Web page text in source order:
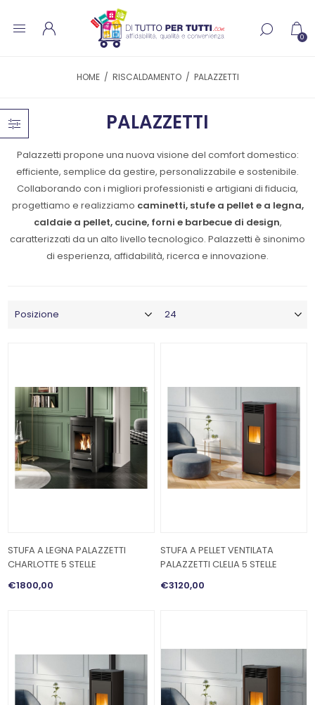
0
HOME / RISCALDAMENTO / PALAZZETTI
PALAZZETTI
Palazzetti propone una nuova visione del comfort domestico:
efficiente, semplice da gestire, personalizzabile e sostenibile.
Collaborando con i migliori professionisti e artigiani di fiducia,
progettiamo e realizziamo caminetti, stufe a pellet e a legna,
caldaie a pellet, cucine, forni e barbecue di design,
caratterizzati da un alto livello tecnologico. Palazzetti è sinonimo
di esperienza, affidabilità, ricerca e innovazione.
STUFA A LEGNA PALAZZETTI
CHARLOTTE 5 STELLE
€1800,00
STUFA A PELLET VENTILATA
PALAZZETTI CLELIA 5 STELLE
€3120,00